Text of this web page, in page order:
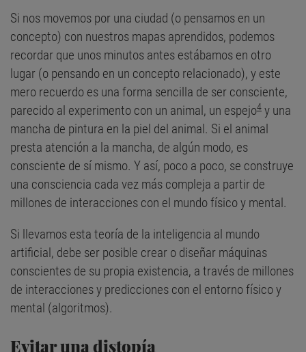
Si nos movemos por una ciudad (o pensamos en un
concepto) con nuestros mapas aprendidos, podemos
recordar que unos minutos antes estábamos en otro
lugar (o pensando en un concepto relacionado), y este
mero recuerdo es una forma sencilla de ser consciente,
parecido al experimento con un animal, un espejo4 y una
mancha de pintura en la piel del animal. Si el animal
presta atención a la mancha, de algún modo, es
consciente de sí mismo. Y así, poco a poco, se construye
una consciencia cada vez más compleja a partir de
millones de interacciones con el mundo físico y mental.
Si llevamos esta teoría de la inteligencia al mundo
artificial, debe ser posible crear o diseñar máquinas
conscientes de su propia existencia, a través de millones
de interacciones y predicciones con el entorno físico y
mental (algoritmos).
Evitar una distopía